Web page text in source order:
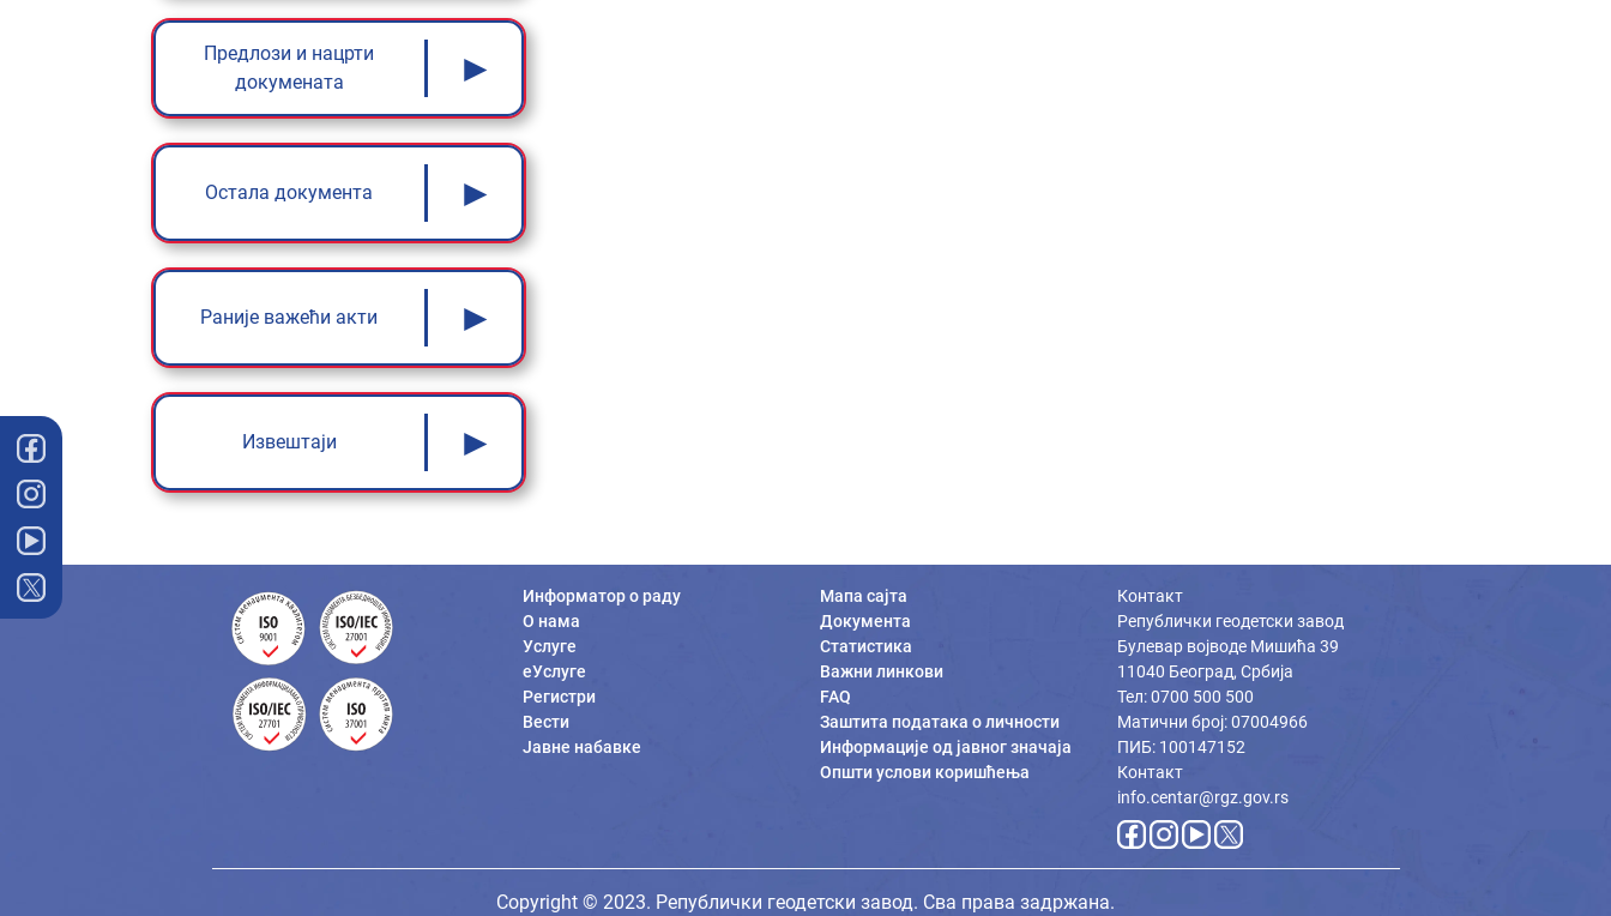
Предлози и нацрти
докумената
►
Остала документа ►
Раније важећи акти ►
Извештаји ►
Информатор о раду
О нама
Услуге
еУслуге
Регистри
Вести
Јавне набавке
Мапа сајта
Документа
Статистика
Важни линкови
FAQ
Заштита података о личности
Информације од јавног значаја
Општи услови коришћења
Контакт
Републички геодетски завод
Булевар војводе Мишића 39
11040 Београд, Србија
Тел: 0700 500 500
Матични број: 07004966
ПИБ: 100147152
Контакт
info.centar@rgz.gov.rs
Copyright © 2023. Републички геодетски завод. Сва права задржана.